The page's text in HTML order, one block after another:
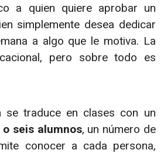
a quien quiere aprobar un
simplemente desea dedicar
a algo que le motiva. La
pero sobre todo es
se traduce en clases con un
seis alumnos, un número de
conocer a cada persona,